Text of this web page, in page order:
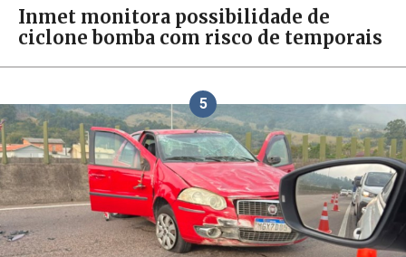
Inmet monitora possibilidade de
ciclone bomba com risco de temporais
5